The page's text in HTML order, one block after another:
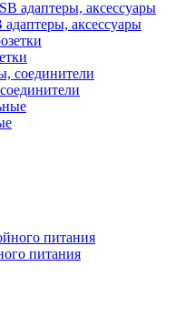
аксессуары
питания